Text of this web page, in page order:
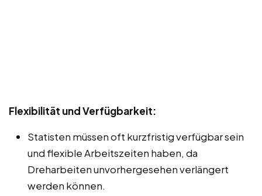
Flexibilität und Verfügbarkeit:
Statisten müssen oft kurzfristig verfügbar sein
und flexible Arbeitszeiten haben, da
Dreharbeiten unvorhergesehen verlängert
werden können.